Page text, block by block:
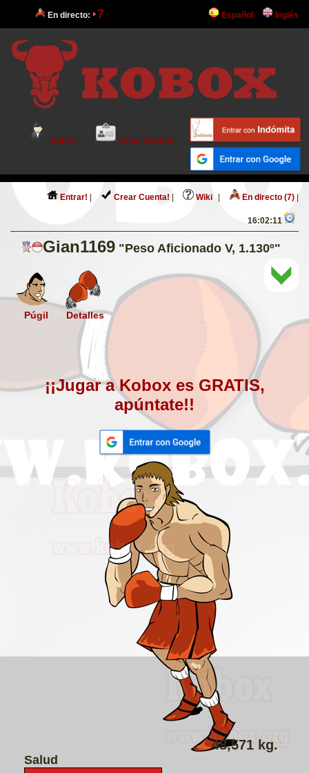
En directo: 7 Español Inglés
Entrar! Crear Cuenta!
Entrar! Crear Cuenta! Wiki En directo (7)
16:02:11
Gian1169 "Peso Aficionado V, 1.130º"
Púgil Detalles
¡¡Jugar a Kobox es GRATIS,
apúntate!!
48,571 kg.
Salud